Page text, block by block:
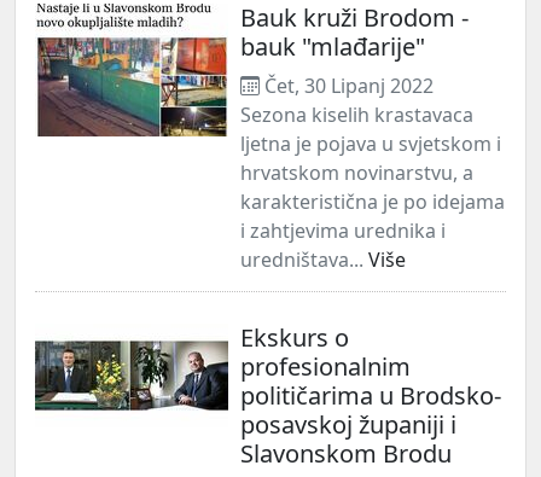
Bauk kruži Brodom -
bauk "mlađarije"
Čet, 30 Lipanj 2022
Sezona kiselih krastavaca
ljetna je pojava u svjetskom i
hrvatskom novinarstvu, a
karakteristična je po idejama
i zahtjevima urednika i
uredništava... Više
Ekskurs o
profesionalnim
političarima u Brodsko-
posavskoj županiji i
Slavonskom Brodu